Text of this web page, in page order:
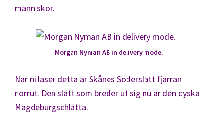
människor.
Morgan Nyman AB in delivery mode.
När ni läser detta är Skånes Söderslätt fjärran
norrut. Den slätt som breder ut sig nu är den dyska
Magdeburgschlätta.